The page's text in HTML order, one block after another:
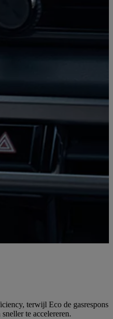
terwijl Eco de gasrespons
te accelereren.